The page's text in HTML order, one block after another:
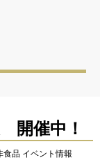
開催中！
食品 イベント情報